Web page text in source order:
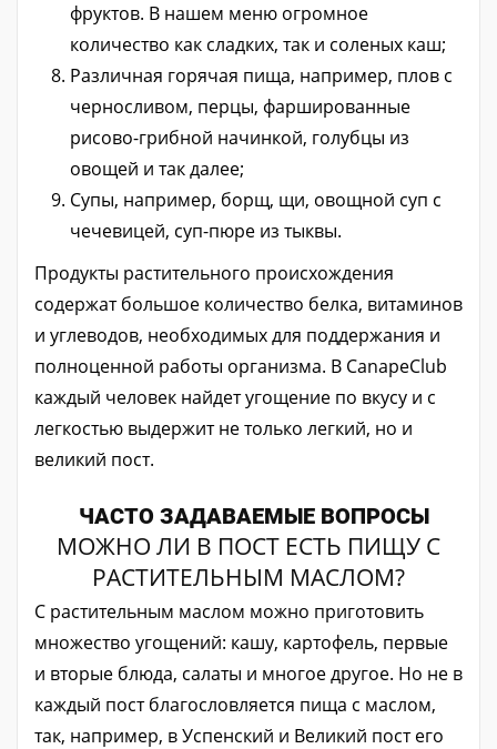
фруктов. В нашем меню огромное
количество как сладких, так и соленых каш;
Различная горячая пища, например, плов с
черносливом, перцы, фаршированные
рисово-грибной начинкой, голубцы из
овощей и так далее;
Супы, например, борщ, щи, овощной суп с
чечевицей, суп-пюре из тыквы.
Продукты растительного происхождения
содержат большое количество белка, витаминов
и углеводов, необходимых для поддержания и
полноценной работы организма. В CanapeClub
каждый человек найдет угощение по вкусу и с
легкостью выдержит не только легкий, но и
великий пост.
ЧАСТО ЗАДАВАЕМЫЕ ВОПРОСЫ
МОЖНО ЛИ В ПОСТ ЕСТЬ ПИЩУ С
РАСТИТЕЛЬНЫМ МАСЛОМ?
С растительным маслом можно приготовить
множество угощений: кашу, картофель, первые
и вторые блюда, салаты и многое другое. Но не в
каждый пост благословляется пища с маслом,
так, например, в Успенский и Великий пост его